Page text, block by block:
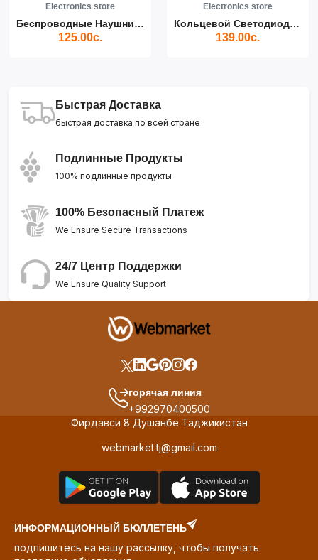
Electronics store
Беспроводные Наушники Air...
125.00с.
Electronics store
Кольцевой Светодиодный Св...
139.00с.
Быстрая Доставка
быстрая доставка по всей стране
Подлинные Продукты
100% подлинные продукты
100% Безопасный Платеж
We Ensure Secure Transactions
24/7 Центр Поддержки
We Ensure Quality Support
горячая линия
+992970400500
Фирдавси 8 Душанбе Таджикистан
webmarket.tj@gmail.com
ИНФОРМАЦИОННЫЙ БЮЛЛЕТЕНЬ
подпишитесь на нашу рассылку, чтобы получать